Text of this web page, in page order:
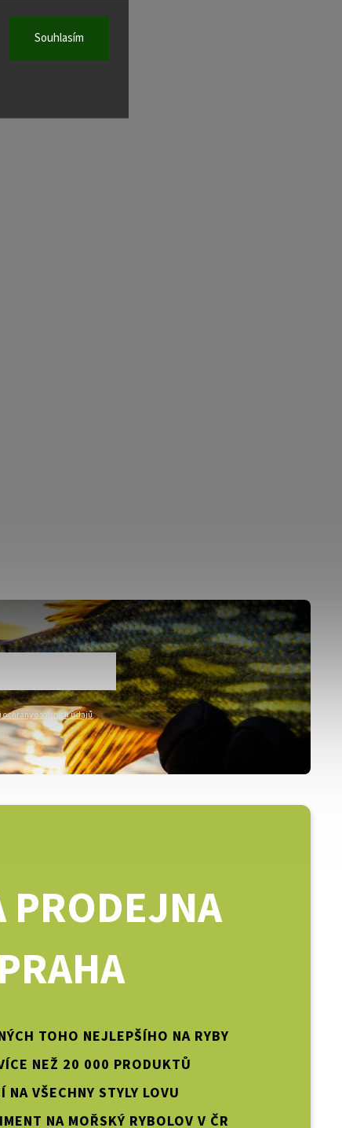
Souhlasím
PRODEJNA
PRAHA
TOHO NEJLEPŠÍHO NA RYBY
NEŽ 20 000 PRODUKTŮ
NA VŠECHNY STYLY LOVU
NA MOŘSKÝ RYBOLOV V ČR
osobních údajů